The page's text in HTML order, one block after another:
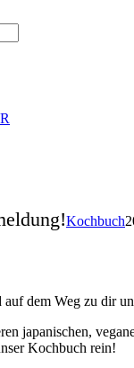
Kochbuch
dem Weg zu dir
japanischen,
Kochbuch rein!